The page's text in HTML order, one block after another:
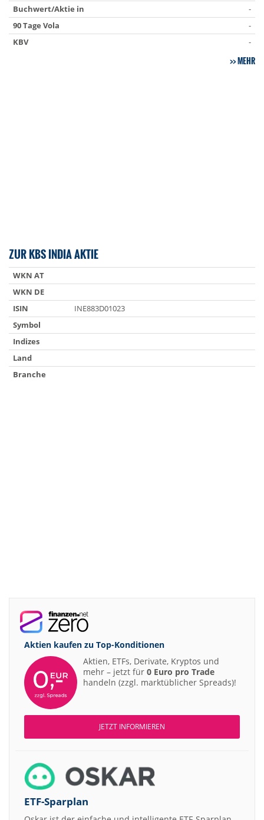
Buchwert/Aktie in
-
90 Tage Vola
-
KBV
-
MEHR
ZUR KBS INDIA AKTIE
WKN AT
WKN DE
ISIN
INE883D01023
Symbol
Indizes
Land
Branche
Aktien kaufen zu Top-Konditionen
Aktien, ETFs, Derivate, Kryptos und
mehr – jetzt für 0 Euro pro Trade
handeln (zzgl. marktüblicher Spreads)!
JETZT INFORMIEREN
ETF-Sparplan